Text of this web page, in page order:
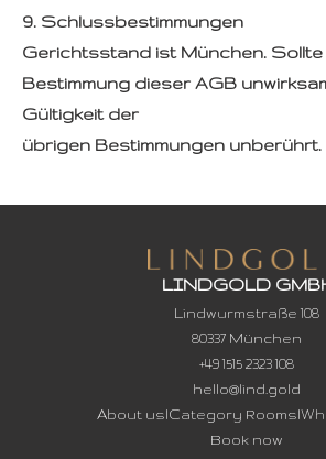
9. Schlussbestimmungen
Gerichtsstand ist München. Sollte
Bestimmung dieser AGB
Gültigkeit der
übrigen Bestimmungen unberührt.
LINDGOLD
Lindwurmstraße 108
80337 München
+49 1515 2323 108
hello@lind.gold
About uslCategory Roomsl
Book now